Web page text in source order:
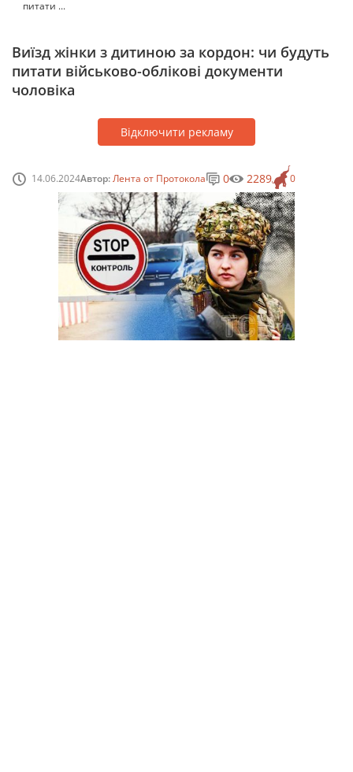
питати ...
Виїзд жінки з дитиною за кордон: чи будуть
питати військово-облікові документи
чоловіка
Відключити рекламу
14.06.2024Автор:Лента от Протокола 0
0 2289